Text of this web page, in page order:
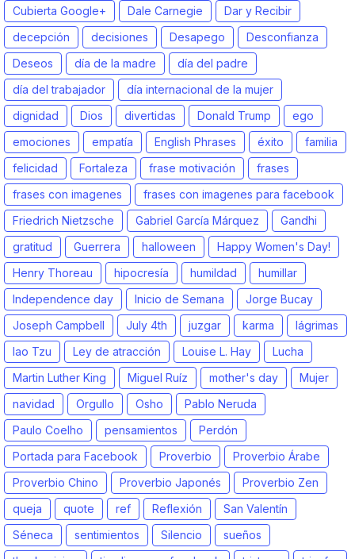
Cubierta Google+
Dale Carnegie
Dar y Recibir
decepción
decisiones Desapego
Desconfianza
Deseos
día de la madre
día del padre
día del trabajador
día internacional de la mujer
dignidad
Dios divertidas Donald Trump
ego
emociones
empatía English Phrases éxito
familia
felicidad
Fortaleza frase motivación
frases
frases con imagenes
frases con imagenes para facebook
Friedrich Nietzsche
Gabriel García Márquez
Gandhi
gratitud
Guerrera halloween
Happy Women's Day!
Henry Thoreau
hipocresía humildad
humillar
Independence day
Inicio de Semana
Jorge Bucay
Joseph Campbell
July 4th juzgar karma
lágrimas
lao Tzu
Ley de atracción Louise L. Hay
Lucha
Martin Luther King
Miguel Ruíz mother's day
Mujer
navidad
Orgullo Osho
Pablo Neruda
Paulo Coelho
pensamientos
Perdón
Portada para Facebook
Proverbio
Proverbio Árabe
Proverbio Chino
Proverbio Japonés
Proverbio Zen
queja
quote ref Reflexión
San Valentín
Séneca
sentimientos Silencio
sueños